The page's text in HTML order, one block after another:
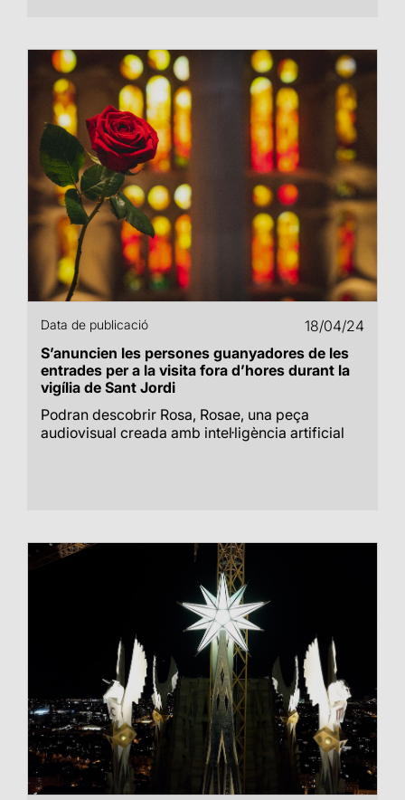
Data de publicació
18/04/24
S’anuncien les persones guanyadores de les
entrades per a la visita fora d’hores durant la
vigília de Sant Jordi
Podran descobrir Rosa, Rosae, una peça
audiovisual creada amb intel·ligència artificial